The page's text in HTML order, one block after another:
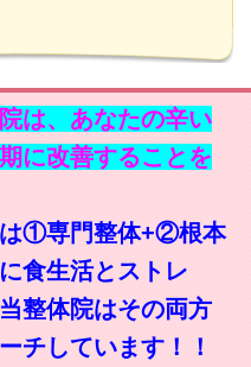
は、あなたの辛い
に改善することを
は①専門整体+②根本
食生活とストレ
整体院はその両方
チしています！！